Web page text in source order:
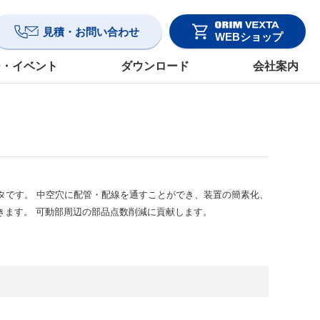
見積・お問い合わせ WEBショップ
イベント ダウンロード 会社案内
す。 中空穴に配管・配線を通すことができ、装置の簡素化、
す。 可動部周辺の部品点数削減に貢献します。